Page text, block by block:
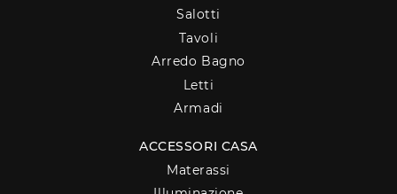
Salotti
Tavoli
Arredo Bagno
Letti
Armadi
ACCESSORI CASA
Materassi